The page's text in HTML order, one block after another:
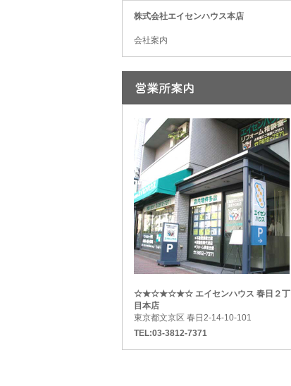
株式会社エイセンハウス本店
会社案内
☆★☆★☆★☆ エイセンハウス 春日２丁
目本店
東京都文京区 春日2-14-10-101
TEL:03-3812-7371